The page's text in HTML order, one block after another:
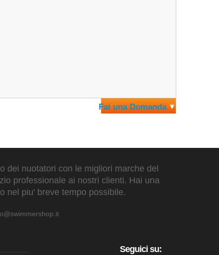
Fai una Domanda
dei nuotatori con le migliori marche del
professionale ai nostri clienti. Hai una
nel piu' breve tempo possibile.
Seguici su: